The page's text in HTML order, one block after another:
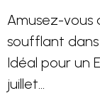
Amusez-vous
soufflant
Idéal pour un
juillet...